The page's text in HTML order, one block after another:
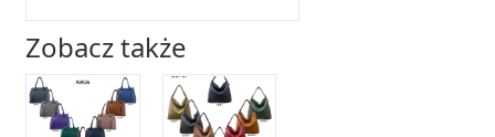
Zobacz także